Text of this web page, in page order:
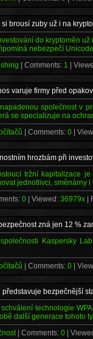
brousí zuby už i na
do kryptoměn
nebezpečí
| Comments: 1 |
varuje firmy před
společnost v
se specializuje na
| Comments:0 |
hrozbám při
tržní kapitalizace
jednotlivci, směnárny
0 | Viewed:36979x |
zná jen 12 %
Kaspersky
| Comments:0 |
bezpečnější
technologie
další generace tohoto
| Comments:0 |